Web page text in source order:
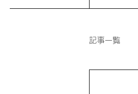
記事一覧